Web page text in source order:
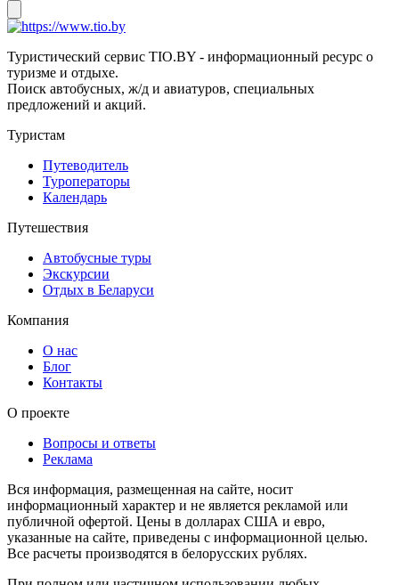
Туристический сервис TIO.BY - информационный ресурс о
туризме и отдыхе.
Поиск автобусных, ж/д и авиатуров, специальных
предложений и акций.
Туристам
Путеводитель
Туроператоры
Календарь
Путешествия
Автобусные туры
Экскурсии
Отдых в Беларуси
Компания
О нас
Блог
Контакты
О проекте
Вопросы и ответы
Реклама
Вся информация, размещенная на сайте, носит
информационный характер и не является рекламой или
публичной офертой. Цены в долларах США и евро,
указанные на сайте, приведены с информационной целью.
Все расчеты производятся в белорусских рублях.